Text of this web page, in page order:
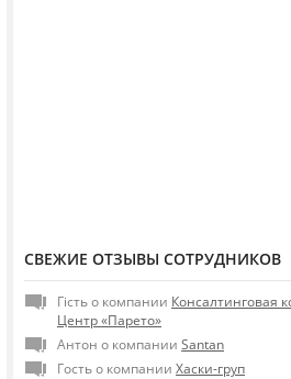
СВЕЖИЕ ОТЗЫВЫ СОТРУДНИКОВ
Гість о компании Консалтинговая
Центр «Парето»
Антон о компании Santan
Гость о компании Хаски-груп